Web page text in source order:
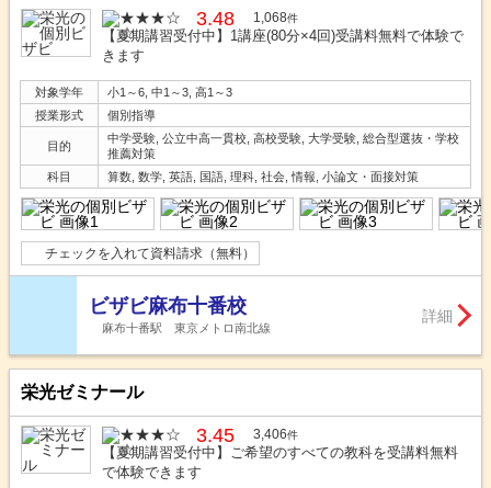
3.48 1,068件
【夏期講習受付中】1講座(80分×4回)受講料無料で体験で
きます
対象学年
小1～6, 中1～3, 高1～3
授業形式
個別指導
目的
中学受験, 公立中高一貫校, 高校受験, 大学受験, 総合型選抜・学校
推薦対策
科目
算数, 数学, 英語, 国語, 理科, 社会, 情報, 小論文・面接対策
チェックを入れて資料請求（無料）
ビザビ麻布十番校
麻布十番駅 東京メトロ南北線
詳細
栄光ゼミナール
3.45 3,406件
【夏期講習受付中】ご希望のすべての教科を受講料無料
で体験できます